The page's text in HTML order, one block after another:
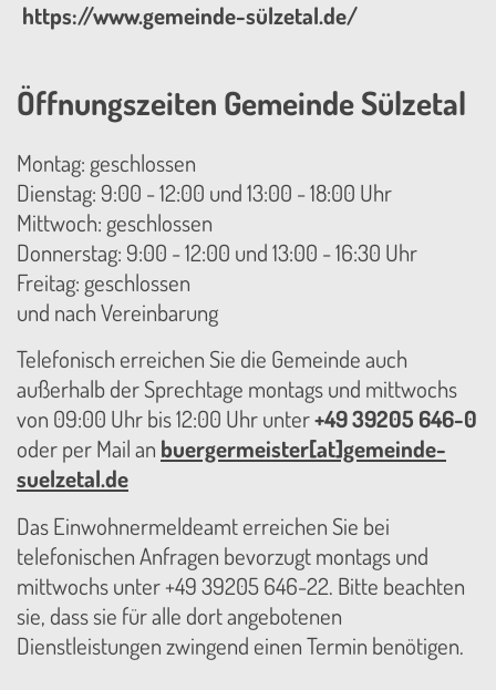
https://www.gemeinde-sülzetal.de/
Öffnungszeiten Gemeinde Sülzetal
Montag: geschlossen
Dienstag: 9:00 - 12:00 und 13:00 - 18:00 Uhr
Mittwoch: geschlossen
Donnerstag: 9:00 - 12:00 und 13:00 - 16:30 Uhr
Freitag: geschlossen
und nach Vereinbarung
Telefonisch erreichen Sie die Gemeinde auch
außerhalb der Sprechtage montags und mittwochs
von 09:00 Uhr bis 12:00 Uhr unter+49 39205 646-0
oder per Mail an buergermeister[at]gemeinde-
suelzetal.de
Das Einwohnermeldeamt erreichen Sie bei
telefonischen Anfragen bevorzugt montags und
mittwochs unter +49 39205 646-22. Bitte beachten
sie, dass sie für alle dort angebotenen
Dienstleistungen zwingend einen Termin benötigen.